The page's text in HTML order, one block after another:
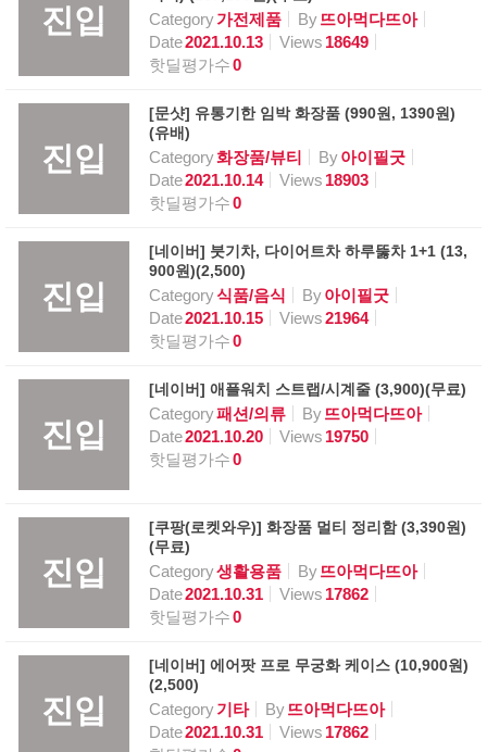
진입 Category가전제품 By뜨아먹다뜨아
Date2021.10.13 Views 18649
핫딜평가수0
진입
[문샷] 유통기한 임박 화장품 (990원, 1390원)
(유배)
Category화장품/뷰티 By아이필굿
Date2021.10.14 Views 18903
핫딜평가수0
진입
[네이버] 붓기차, 다이어트차 하루뚫차 1+1 (13,
900원)(2,500)
Category식품/음식 By아이필굿
Date2021.10.15 Views21964
핫딜평가수0
진입
[네이버] 애플워치 스트랩/시계줄 (3,900)(무료)
Category패션/의류 By뜨아먹다뜨아
Date2021.10.20 Views 19750
핫딜평가수0
진입
[쿠팡(로켓와우)] 화장품 멀티 정리함 (3,390원)
(무료)
Category생활용품 By뜨아먹다뜨아
Date2021.10.31 Views 17862
핫딜평가수0
진입
[네이버] 에어팟 프로 무궁화 케이스 (10,900원)
(2,500)
Category기타 By뜨아먹다뜨아
Date2021.10.31 Views 17862